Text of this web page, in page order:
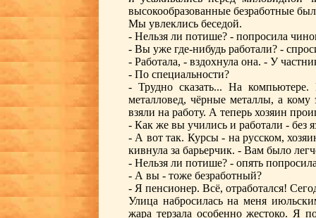
высокообразованные безработные
Мы увлеклись беседой.
- Нельзя ли потише? - попросила
- Вы уже где-нибудь работали? -
- Работала, - вздохнула она. - У
- По специальности?
- Трудно сказать... На компьютере.
металловед, чёрные металлы, а
взяли на работу. А теперь хозяин
- Как же вы учились и работали - без
- А вот так. Курсы - на русском,
кивнула за барьерчик. - Вам было
- Нельзя ли потише? - опять
- А вы - тоже безработный?
- Я пенсионер. Всё, отработался!
Улица набросилась на меня
жара терзала особенно жестоко. Я